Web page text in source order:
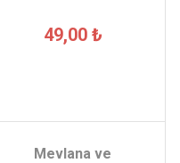
49,00 ₺
Mevlana ve